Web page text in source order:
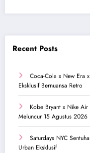
Recent Posts
Coca-Cola x New Era
Eksklusif Bernuansa Retro
Kobe Bryant x Nike
Meluncur 15 Agustus 2026
Saturdays NYC
Urban Eksklusif